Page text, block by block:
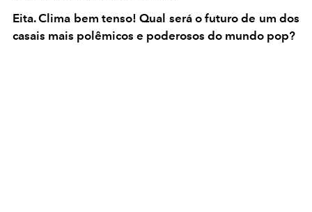
Eita. Clima bem tenso! Qual será o futuro de um dos
casais mais polêmicos e poderosos do mundo pop?